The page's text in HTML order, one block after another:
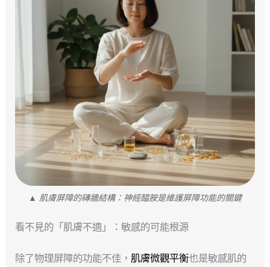
▲ 肌膚屏障的磚牆結構：神經醯胺是維護屏障功能的關鍵
看不見的「肌膚不適」：敏感的可能根源
除了物理屏障的功能不佳， 肌膚微觀平衡也是敏感肌的